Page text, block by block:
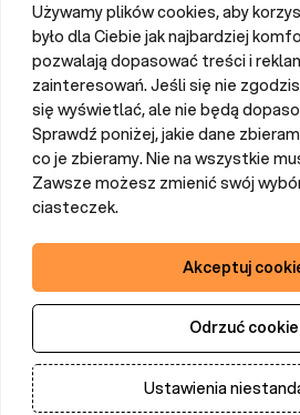
Używamy plików cookies, aby
było dla Ciebie jak najbardziej
pozwalają dopasować treści i
zainteresowań. Jeśli się nie
się wyświetlać, ale nie będą
Sprawdź poniżej, jakie dane
co je zbieramy. Nie na wszystkie
Zawsze możesz zmienić swój
ciasteczek.
Akceptuj
Odrzuć
Ustawienia